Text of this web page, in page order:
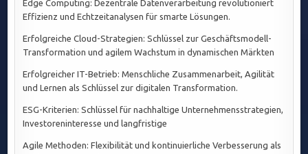
Edge Computing: Dezentrale Datenverarbeitung revolutioniert
Effizienz und Echtzeitanalysen für smarte Lösungen.
Erfolgreiche Cloud-Strategien: Schlüssel zur Geschäftsmodell-
Transformation und agilem Wachstum in dynamischen Märkten
Erfolgreicher IT-Betrieb: Menschliche Zusammenarbeit, Agilität
und Lernen als Schlüssel zur digitalen Transformation.
ESG-Kriterien: Schlüssel für nachhaltige Unternehmensstrategien,
Investoreninteresse und langfristige
Agile Methoden: Flexibilität und kontinuierliche Verbesserung als